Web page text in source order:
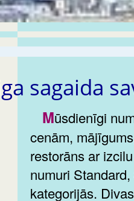
sagaida
Mūsdienīgi numuri par saprātīgām
cenām,
restorāns ar
numuri
kategorijās.